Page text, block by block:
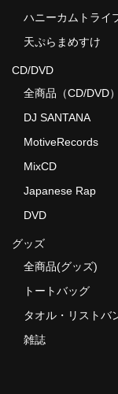
ハニーカムトライ
天ぷらまめすけ
CD/DVD
全商品（CD/DVD
DJ SANTANA
MotiveRecords
MixCD
Japanese Rap
DVD
グッズ
全商品(グッズ)
トートバッグ
タオル・リストバ
雑誌